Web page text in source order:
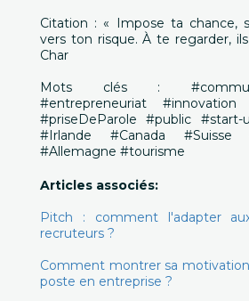
Citation : « Impose ta chance,
vers ton risque. À te regarder,
Char
Mots clés :
#entrepreneuriat
#priseDeParole #public #start-
#Irlande #Canada #Suisse
#Allemagne #tourisme
Articles associés:
Pitch : comment l'adapter
recruteurs ?
Comment montrer sa
poste en entreprise ?